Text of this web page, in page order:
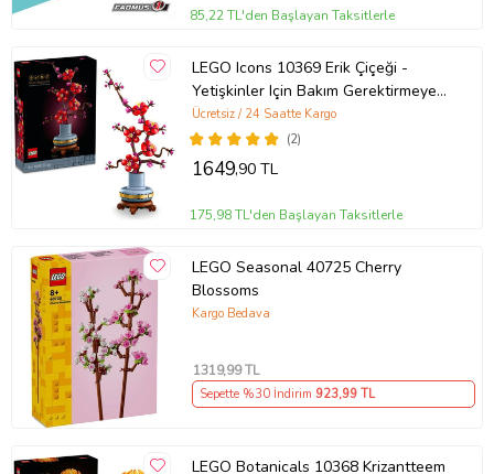
85,22 TL'den Başlayan Taksitlerle
LEGO Icons 10369 Erik Çiçeği -
Yetişkinler Için Bakım Gerektirmeyen
Dekoratif Bitki Yapım Seti (327
Parça)
(2)
Ücretsiz / 24 Saatte Kargo
1649,90 TL
175,98 TL'den Başlayan Taksitlerle
LEGO Seasonal 40725 Cherry
Blossoms
Kargo Bedava
1319,99 TL
Sepette %30 İndirim 923,99 TL
LEGO Botanicals 10368 Krizantteem